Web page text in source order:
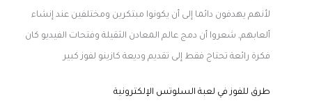
لأنهم يهدفون دائما إلى أن يكونوا مبتكرين ومختلفين عند إنشاء
ألعابهم, شعروا أن دمج عالم المعادن الثقيلة وفتحات الفيديو كان
فكرة رائعة تحتاج فقط إلى تقديم وديعة كازينو لفوز كبير
طرق للفوز في لعبة السلوتس الإلكترونية